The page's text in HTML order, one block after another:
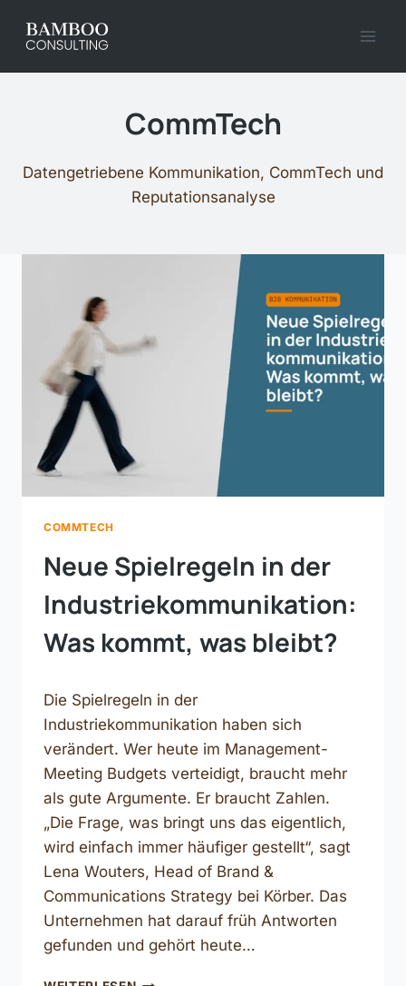
Inhalt
CommTech
Datengetriebene Kommunikation, CommTech und
Reputationsanalyse
COMMTECH
Neue Spielregeln in der
Industriekommunikation:
Was kommt, was bleibt?
Die Spielregeln in der
Industriekommunikation haben sich
verändert. Wer heute im Management-
Meeting Budgets verteidigt, braucht mehr
als gute Argumente. Er braucht Zahlen.
„Die Frage, was bringt uns das eigentlich,
wird einfach immer häufiger gestellt“, sagt
Lena Wouters, Head of Brand &
Communications Strategy bei Körber. Das
Unternehmen hat darauf früh Antworten
gefunden und gehört heute…
NEUE